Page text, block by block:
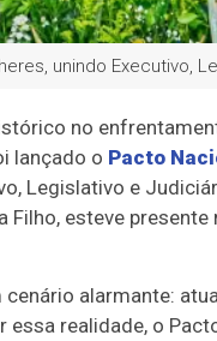
unindo Executivo,
no
lançado o Pacto
Legislativo e
Filho, esteve
alarmante:
essa realidade, o